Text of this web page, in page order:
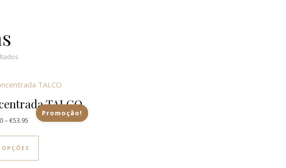
Promoção!
TALCO
– €53.95Price range: €3.20 through €53.95
This product has multiple variants. The options may be chosen on the